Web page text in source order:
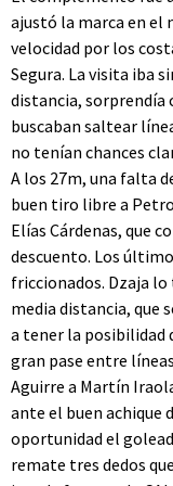
ajustó la marca en el
velocidad por los
Segura. La visita iba
distancia, sorprendía
buscaban saltear
no tenían chances
A los 27m, una falta
buen tiro libre a
Elías Cárdenas, que
descuento. Los
friccionados. Dzaja
media distancia, que
a tener la posibilidad
gran pase entre
Aguirre a Martín
ante el buen achique
oportunidad el
remate tres dedos